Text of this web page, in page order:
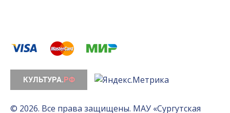
© 2026. Все права защищены. МАУ «Сургутская